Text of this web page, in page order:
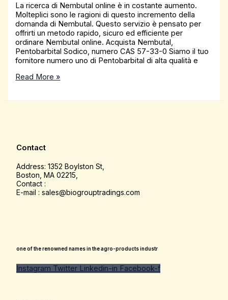
La ricerca di Nembutal online è in costante aumento.
Molteplici sono le ragioni di questo incremento della
domanda di Nembutal. Questo servizio è pensato per
offrirti un metodo rapido, sicuro ed efficiente per
ordinare Nembutal online. Acquista Nembutal,
Pentobarbital Sodico, numero CAS 57-33-0 Siamo il tuo
fornitore numero uno di Pentobarbital di alta qualità e
Read More »
Contact
Address: 1352 Boylston St,
Boston, MA 02215,
Contact :
E-mail : sales@biogrouptradings.com
one of the renowned names in the agro-products industr
Instagram Twitter Linkedin-in Facebook-f